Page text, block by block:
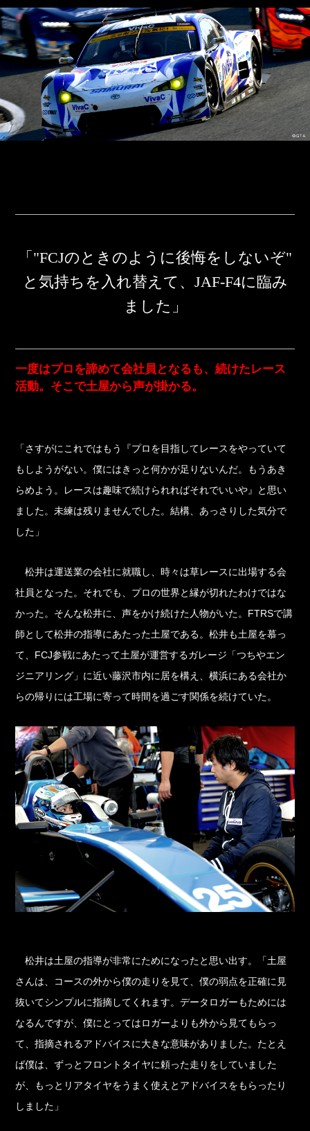
「"FCJのときのように後悔をしないぞ"
と気持ちを入れ替えて、JAF-F4に臨み
ました」
一度はプロを諦めて会社員となるも、続けたレース
活動。そこで土屋から声が掛かる。
「さすがにこれではもう『プロを目指してレースをやっていて
もしようがない。僕にはきっと何かが足りないんだ。もうあき
らめよう。レースは趣味で続けられればそれでいいや』と思い
ました。未練は残りませんでした。結構、あっさりした気分で
した」
松井は運送業の会社に就職し、時々は草レースに出場する会
社員となった。それでも、プロの世界と縁が切れたわけではな
かった。そんな松井に、声をかけ続けた人物がいた。FTRSで講
師として松井の指導にあたった土屋である。松井も土屋を慕っ
て、FCJ参戦にあたって土屋が運営するガレージ「つちやエン
ジニアリング」に近い藤沢市内に居を構え、横浜にある会社か
らの帰りには工場に寄って時間を過ごす関係を続けていた。
松井は土屋の指導が非常にためになったと思い出す。「土屋
さんは、コースの外から僕の走りを見て、僕の弱点を正確に見
抜いてシンプルに指摘してくれます。データロガーもためには
なるんですが、僕にとってはロガーよりも外から見てもらっ
て、指摘されるアドバイスに大きな意味がありました。たとえ
ば僕は、ずっとフロントタイヤに頼った走りをしていました
が、もっとリアタイヤをうまく使えとアドバイスをもらったり
しました」